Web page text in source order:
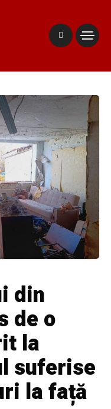
din
de o
la
suferise
la față